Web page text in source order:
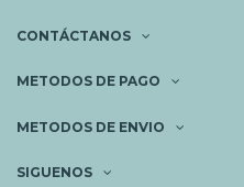
CONTÁCTANOS
METODOS DE PAGO
METODOS DE ENVIO
SIGUENOS